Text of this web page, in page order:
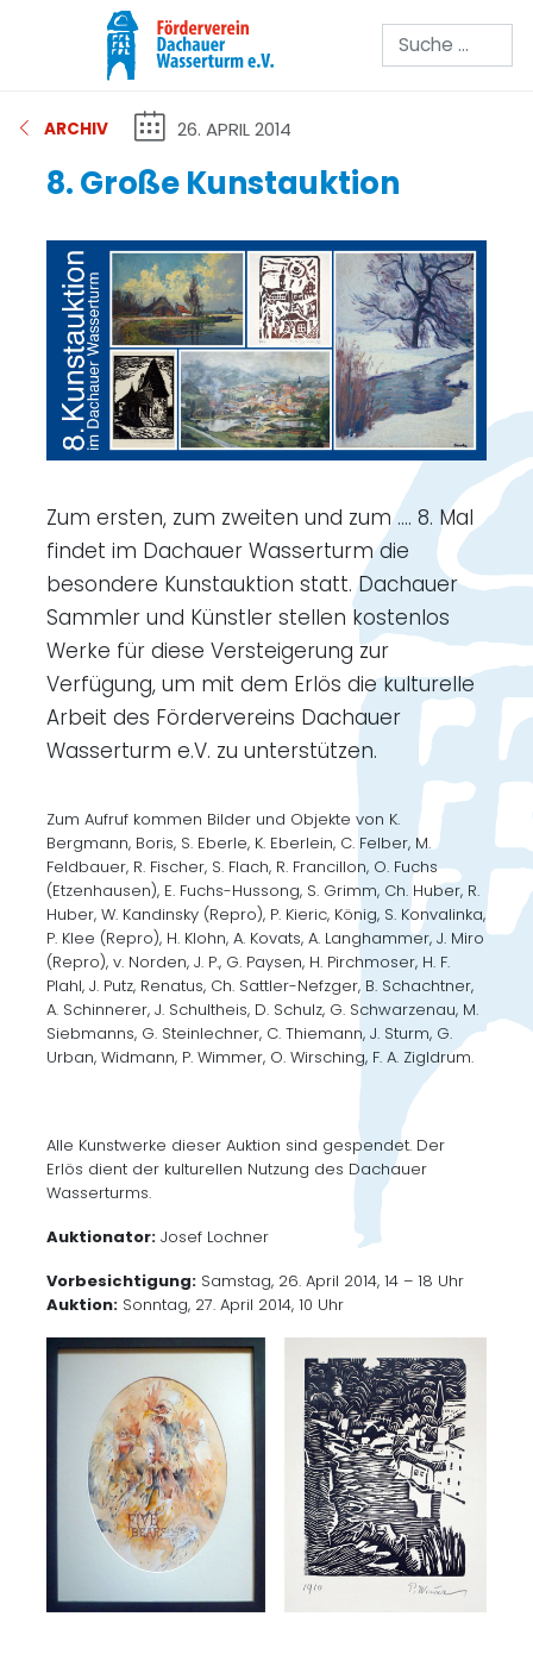
Suchen
ARCHIV 26. APRIL 2014
8. Große Kunstauktion
Zum ersten, zum zweiten und zum .... 8. Mal
findet im Dachauer Wasserturm die
besondere Kunstauktion statt. Dachauer
Sammler und Künstler stellen kostenlos
Werke für diese Versteigerung zur
Verfügung, um mit dem Erlös die kulturelle
Arbeit des Fördervereins Dachauer
Wasserturm e.V. zu unterstützen.
Zum Aufruf kommen Bilder und Objekte von K.
Bergmann, Boris, S. Eberle, K. Eberlein, C. Felber, M.
Feldbauer, R. Fischer, S. Flach, R. Francillon, O. Fuchs
(Etzenhausen), E. Fuchs-Hussong, S. Grimm, Ch. Huber, R.
Huber, W. Kandinsky (Repro), P. Kieric, König, S. Konvalinka,
P. Klee (Repro), H. Klohn, A. Kovats, A. Langhammer, J. Miro
(Repro), v. Norden, J. P., G. Paysen, H. Pirchmoser, H. F.
Plahl, J. Putz, Renatus, Ch. Sattler-Nefzger, B. Schachtner,
A. Schinnerer, J. Schultheis, D. Schulz, G. Schwarzenau, M.
Siebmanns, G. Steinlechner, C. Thiemann, J. Sturm, G.
Urban, Widmann, P. Wimmer, O. Wirsching, F. A. Zigldrum.
Alle Kunstwerke dieser Auktion sind gespendet. Der
Erlös dient der kulturellen Nutzung des Dachauer
Wasserturms.
Auktionator: Josef Lochner
Vorbesichtigung: Samstag, 26. April 2014, 14 – 18 Uhr
Auktion: Sonntag, 27. April 2014, 10 Uhr